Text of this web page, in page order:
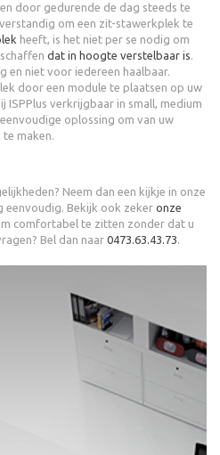
door gedurende de dag steeds te
om een zit-stawerkplek te
heeft, is het niet per se nodig om
dat in hoogte verstelbaar is.
en niet voor iedereen haalbaar.
door een module te plaatsen op uw
ISPPlus verkrijgbaar in small, medium
oplossing om van uw
maken.
Neem dan een kijkje in onze
eenvoudig. Bekijk ook zeker onze
comfortabel te zitten zonder dat u
Bel dan naar 0473.63.43.73.